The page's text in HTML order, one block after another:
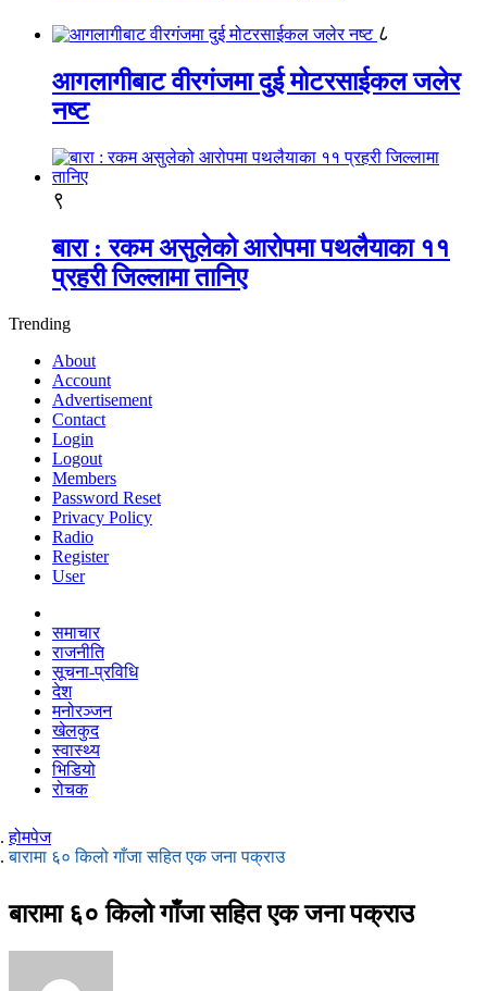
८
आगलागीबाट वीरगंजमा दुई मोटरसाईकल जलेर
नष्ट
९
बारा : रकम असुलेको आरोपमा पथलैयाका ११
प्रहरी जिल्लामा तानिए
Trending
About
Account
Advertisement
Contact
Login
Logout
Members
Password Reset
Privacy Policy
Radio
Register
User
समाचार
राजनीति
सूचना-प्रविधि
देश
मनोरञ्जन
खेलकुद
स्वास्थ्य
भिडियो
रोचक
होमपेज
बारामा ६० किलो गाँजा सहित एक जना पक्राउ
बारामा ६० किलो गाँजा सहित एक जना पक्राउ